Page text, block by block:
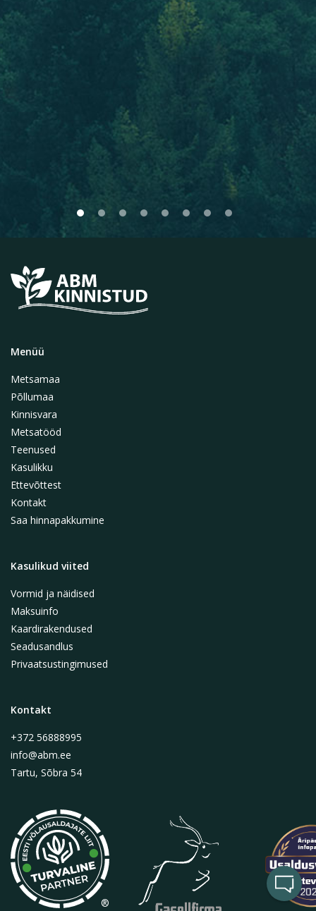
Menüü
Metsamaa
Põllumaa
Kinnisvara
Metsatööd
Teenused
Kasulikku
Ettevõttest
Kontakt
Saa hinnapakkumine
Kasulikud viited
Vormid ja näidised
Maksuinfo
Kaardirakendused
Seadusandlus
Privaatsustingimused
Kontakt
+372 56888995
info@abm.ee
Tartu, Sõbra 54
®